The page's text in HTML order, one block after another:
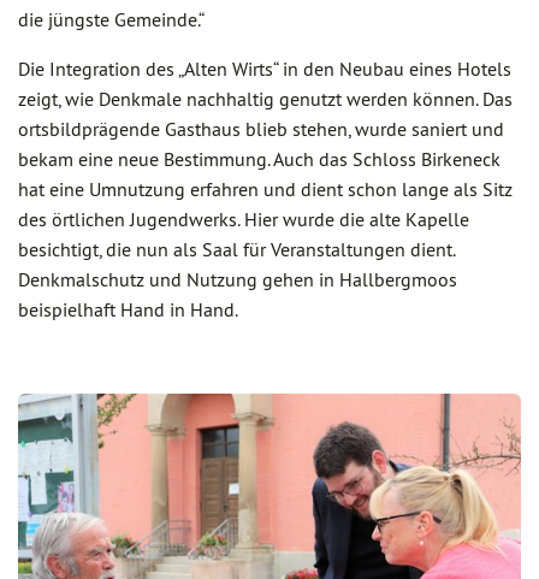
die jüngste Gemeinde.“
Die Integration des „Alten Wirts“ in den Neubau eines Hotels
zeigt, wie Denkmale nachhaltig genutzt werden können. Das
ortsbildprägende Gasthaus blieb stehen, wurde saniert und
bekam eine neue Bestimmung. Auch das Schloss Birkeneck
hat eine Umnutzung erfahren und dient schon lange als Sitz
des örtlichen Jugendwerks. Hier wurde die alte Kapelle
besichtigt, die nun als Saal für Veranstaltungen dient.
Denkmalschutz und Nutzung gehen in Hallbergmoos
beispielhaft Hand in Hand.